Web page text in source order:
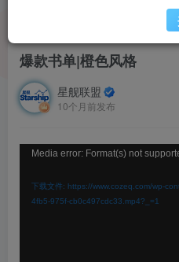
爆款书单|橙色风格
星舰联盟
10个月前发布
Media error: Format(s) not
下载文件: https://www.cozeq.com/wp-
4fb5-975f-cb0c497cdc33.mp4?_=1